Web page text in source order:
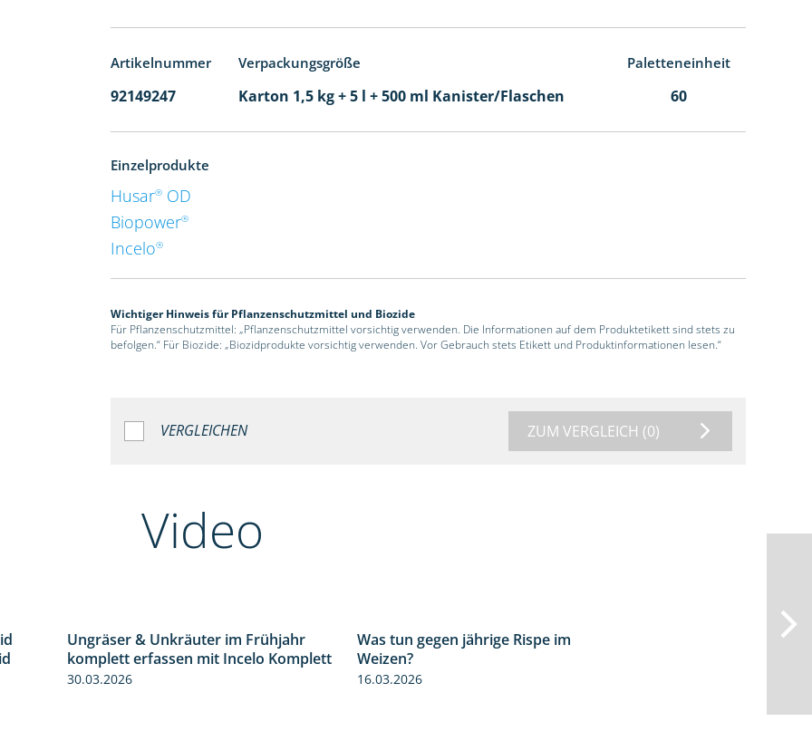
Artikelnummer Verpackungsgröße Paletteneinheit
92149247 Karton 1,5 kg + 5 l + 500 ml Kanister/Flaschen 60
Einzelprodukte
Husar® OD
Biopower®
Incelo®
Wichtiger Hinweis für Pflanzenschutzmittel und Biozide
Für Pflanzenschutzmittel: „Pflanzenschutzmittel vorsichtig verwenden. Die Informationen auf dem Produktetikett sind stets zu
befolgen.“ Für Biozide: „Biozidprodukte vorsichtig verwenden. Vor Gebrauch stets Etikett und Produktinformationen lesen.“
VERGLEICHEN ZUM VERGLEICH (0)
Video
1:32 3:10
Ungräser & Unkräuter im Frühjahr
komplett erfassen mit Incelo Komplett
30.03.2026
Was tun gegen jährige Rispe im
Weizen?
16.03.2026